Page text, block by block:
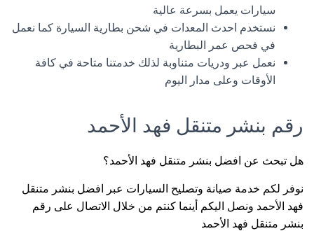
سيارات يعمل بسرعة عالية
نستخدم احدث المعدات في شحن بطارية السيارة كما نعمل
في فحص عمر البطارية
نعمل عبر ودريات متناوبة لذلك خدمتنا متاحة في كافة
الأوقات وعلى مدار اليوم
رقم بنشر متنقل فهد الأحمد
هل تبحث عن افضل بنشر متنقل فهد الأحمد؟
نوفر لكم خدمة صيانة وتصليح السيارات عبر افضل بنشر متنقل
فهد الأحمد ونصل اليكم أينما كنتم من خلال الاتصال على رقم
بنشر متنقل فهد الأحمد